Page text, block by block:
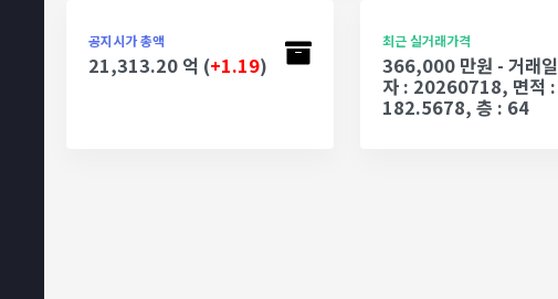
공지시가 총액
21,313.20 억 (+1.19)
최근 실거래가격
366,000 만원 - 거래일
자 : 20260718, 면적 :
182.5678, 층 : 64